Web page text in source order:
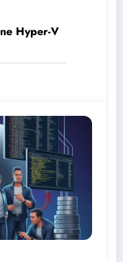
Hyper-V